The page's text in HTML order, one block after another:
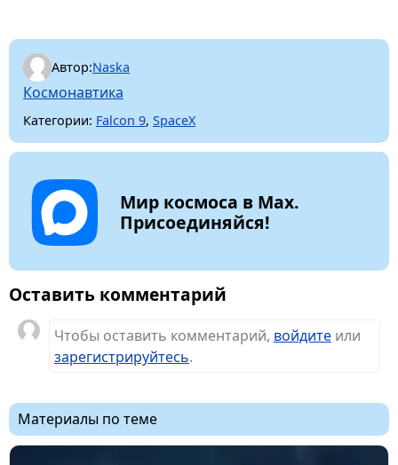
Автор:Naska
Космонавтика
Категории: Falcon 9, SpaceX
Мир космоса в Max.
Присоединяйся!
Оставить комментарий
Чтобы оставить комментарий, войдите или
зарегистрируйтесь.
Материалы по теме